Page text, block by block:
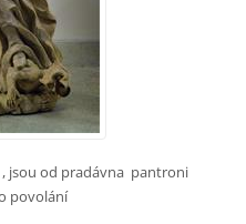
jsou od pradávna pantroni
povolání